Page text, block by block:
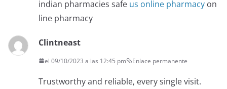
indian pharmacies safe us online pharmacy on
line pharmacy
Clintneast
el 09/10/2023 a las 12:45 pm Enlace permanente
Trustworthy and reliable, every single visit.